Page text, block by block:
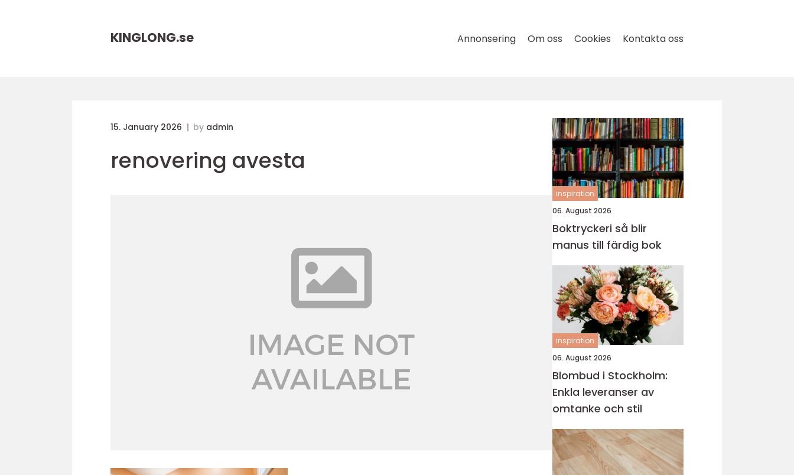
KINGLONG.se Annonsering Om oss Cookies Kontakta oss
15. January 2026 by admin
renovering avesta
inspiration
06. August 2026
Boktryckeri så blir
manus till färdig bok
inspiration
06. August 2026
Blombud i Stockholm:
Enkla leveranser av
omtanke och stil